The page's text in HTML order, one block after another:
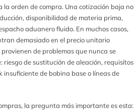
la orden de compra. Una cotización baja no
disponibilidad de materia prima,
aduanero fluido. En muchos casos,
demasiado en el precio unitario
de problemas que nunca se
riesgo de sustitución de aleación, requisitos
insuficiente de bobina base o líneas de
la pregunta más importante es esta: